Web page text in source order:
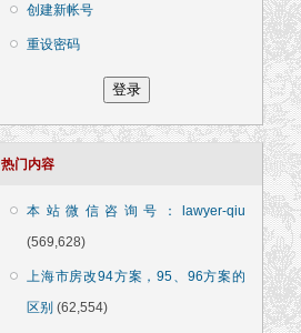
创建新帐号
重设密码
热门内容
本站微信咨询号：lawyer-qiu
(569,628)
上海市房改94方案，95、96方案的
区别 (62,554)